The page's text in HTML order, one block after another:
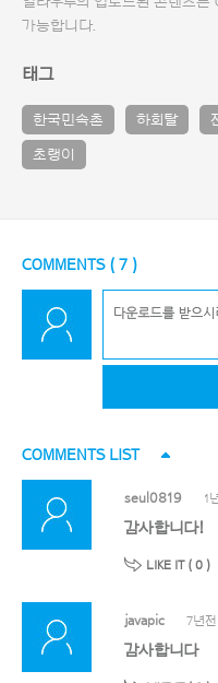
가능합니다.
태그
한국민속촌 하회탈
초랭이
COMMENTS ( 7 )
COMMENTS LIST
seul0819 1
감사합니다!
LIKE IT ( 0 )
javapic 7년전
감사합니다